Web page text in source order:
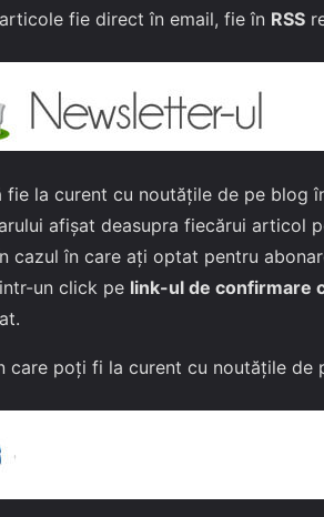
fie direct în email, fie în RSS
fie la curent cu noutățile de pe blog
afișat deasupra fiecărui articol
cazul în care ați optat pentru
un click pe link-ul de confirmare
care poți fi la curent cu noutățile de